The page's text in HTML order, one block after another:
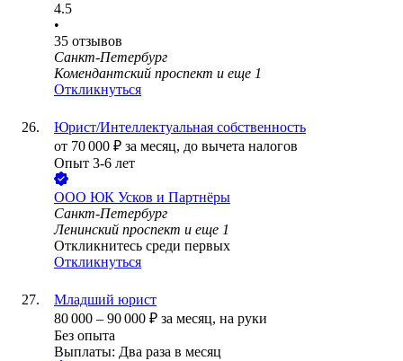
4.5
•
35 отзывов
Санкт-Петербург
Комендантский проспект и еще 1
Откликнуться
Юрист/Интеллектуальная собственность
от 70 000 ₽ за месяц, до вычета налогов
Опыт 3-6 лет
ООО ЮК Усков и Партнёры
Санкт-Петербург
Ленинский проспект и еще 1
Откликнитесь среди первых
Откликнуться
Младший юрист
80 000 – 90 000 ₽ за месяц, на руки
Без опыта
Выплаты: Два раза в месяц